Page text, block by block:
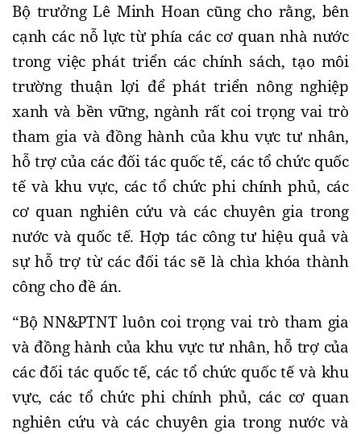
Bộ trưởng Lê Minh Hoan cũng cho rằng, bên
cạnh các nỗ lực từ phía các cơ quan nhà nước
trong việc phát triển các chính sách, tạo môi
trường thuận lợi để phát triển nông nghiệp
xanh và bền vững, ngành rất coi trọng vai trò
tham gia và đồng hành của khu vực tư nhân,
hỗ trợ của các đối tác quốc tế, các tổ chức quốc
tế và khu vực, các tổ chức phi chính phủ, các
cơ quan nghiên cứu và các chuyên gia trong
nước và quốc tế. Hợp tác công tư hiệu quả và
sự hỗ trợ từ các đối tác sẽ là chìa khóa thành
công cho đề án.
“Bộ NN&PTNT luôn coi trọng vai trò tham gia
và đồng hành của khu vực tư nhân, hỗ trợ của
các đối tác quốc tế, các tổ chức quốc tế và khu
vực, các tổ chức phi chính phủ, các cơ quan
nghiên cứu và các chuyên gia trong nước và